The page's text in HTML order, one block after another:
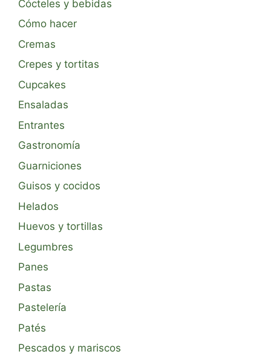
Cócteles y bebidas
Cómo hacer
Cremas
Crepes y tortitas
Cupcakes
Ensaladas
Entrantes
Gastronomía
Guarniciones
Guisos y cocidos
Helados
Huevos y tortillas
Legumbres
Panes
Pastas
Pastelería
Patés
Pescados y mariscos